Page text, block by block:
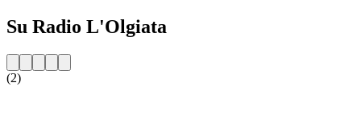
Su Radio L'Olgiata
(2)